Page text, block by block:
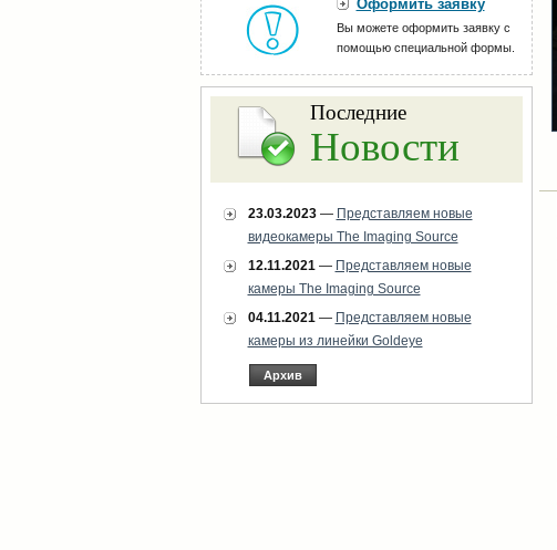
Оформить заявку
Вы можете оформить заявку с
помощью специальной формы.
Последние
Новости
23.03.2023— Представляем новые
видеокамеры The Imaging Source
12.11.2021— Представляем новые
камеры The Imaging Source
04.11.2021— Представляем новые
камеры из линейки Goldeye
Архив